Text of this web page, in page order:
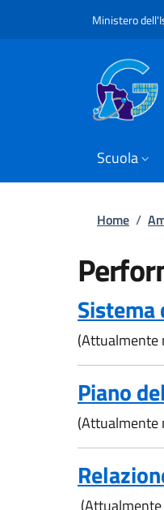
Ministero
Scuola
Home /
(Attualmente
Piano
(Attualmente